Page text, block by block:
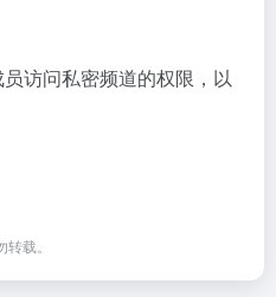
访问私密频道的权限，以
载。